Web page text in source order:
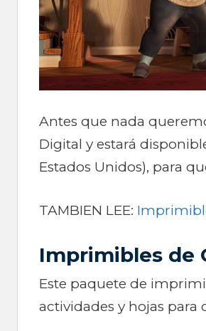
Antes que nada
Digital y estará
Estados Unidos), para
TAMBIEN LEE:
Imprimibles de
Este paquete de
actividades y hojas para